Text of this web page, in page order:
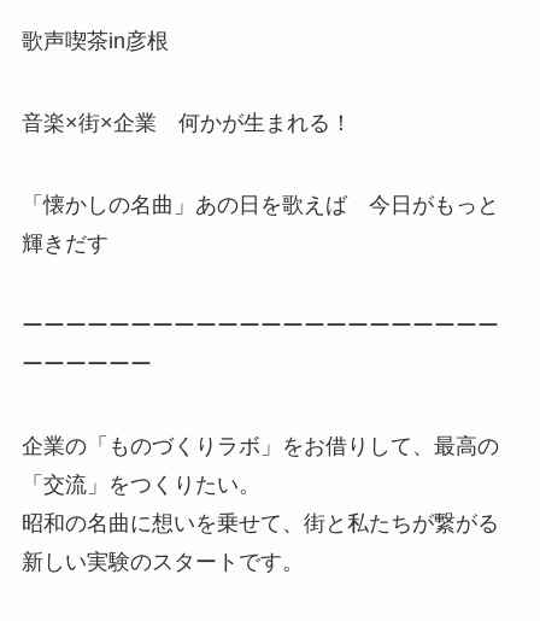
歌声喫茶in彦根
音楽×街×企業 何かが生まれる！
「懐かしの名曲」あの日を歌えば 今日がもっと
輝きだす
ーーーーーーーーーーーーーーーーーーーーーー
ーーーーーー
企業の「ものづくりラボ」をお借りして、最高の
「交流」をつくりたい。
昭和の名曲に想いを乗せて、街と私たちが繋がる
新しい実験のスタートです。